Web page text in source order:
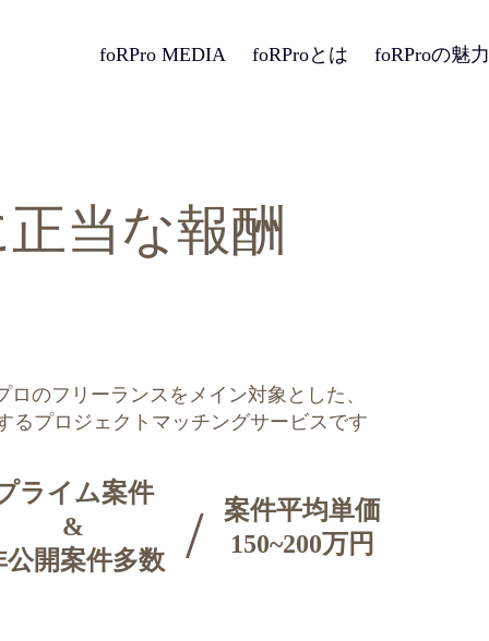
foRPro MEDIA foRProとは foRProの魅力
当な報酬
のフリーランスをメイン対象とした、
るプロジェクトマッチングサービスです
ライム案件
&
公開案件多数
案件平均単価
150~200万円